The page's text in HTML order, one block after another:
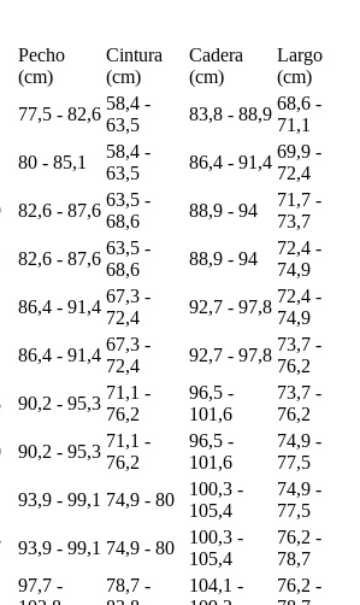
Pecho
(cm)
Cintura
(cm)
Cadera
(cm)
Largo
(cm)
77,5 - 82,6
58,4 -
63,5
83,8 - 88,9
68,6 -
71,1
80 - 85,1
58,4 -
63,5
86,4 - 91,4
69,9 -
72,4
82,6 - 87,6
63,5 -
68,6
88,9 - 94
71,7 -
73,7
82,6 - 87,6
63,5 -
68,6
88,9 - 94
72,4 -
74,9
86,4 - 91,4
67,3 -
72,4
92,7 - 97,8
72,4 -
74,9
86,4 - 91,4
67,3 -
72,4
92,7 - 97,8
73,7 -
76,2
90,2 - 95,3
71,1 -
76,2
96,5 -
101,6
73,7 -
76,2
90,2 - 95,3
71,1 -
76,2
96,5 -
101,6
74,9 -
77,5
93,9 - 99,1 74,9 - 80
100,3 -
105,4
74,9 -
77,5
93,9 - 99,1 74,9 - 80
100,3 -
105,4
76,2 -
78,7
97,7 -
78,7 -
104,1 -
76,2 -